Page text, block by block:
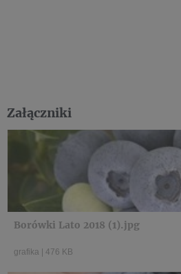
Załączniki
Borówki Lato 2018 (1).jpg
grafika 476 KB